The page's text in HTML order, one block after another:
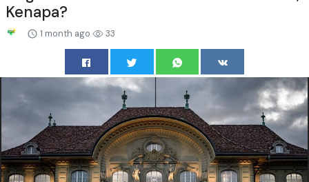
Kenapa?
1 month ago 33